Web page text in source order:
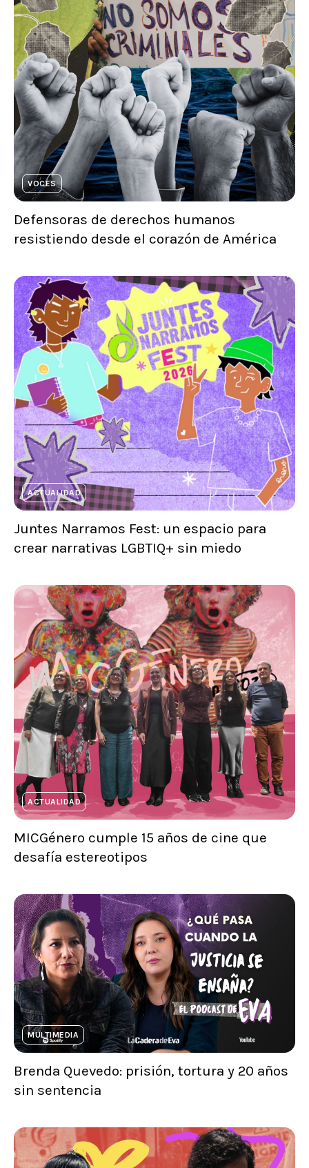
VOCES
Defensoras de derechos humanos
resistiendo desde el corazón de América
ACTUALIDAD
Juntes Narramos Fest: un espacio para
crear narrativas LGBTIQ+ sin miedo
ACTUALIDAD
MICGénero cumple 15 años de cine que
desafía estereotipos
MULTIMEDIA
Brenda Quevedo: prisión, tortura y 20 años
sin sentencia